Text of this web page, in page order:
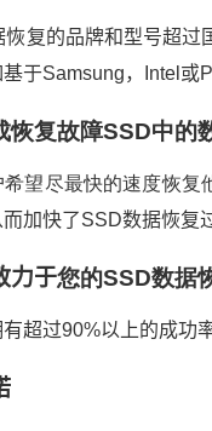
复的品牌和型号超过
于Samsung，Intel或
恢复故障SSD中的
望尽最快的速度恢
而加快了SSD数据恢复
力于您的SSD数据
超过90%以上的成功